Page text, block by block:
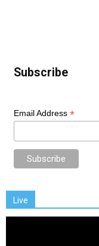
Subscribe
Email Address *
Live